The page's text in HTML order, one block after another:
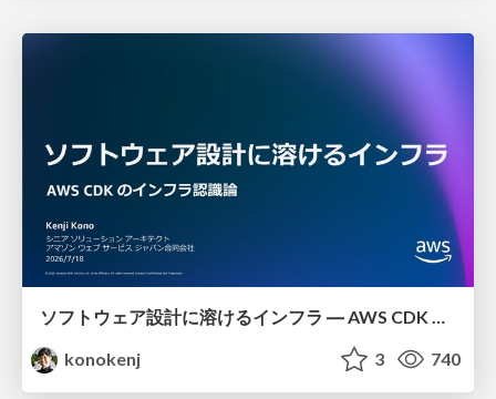
ソフトウェア設計に溶けるインフラ ― AWS CDK のインフラ認識論
konokenj
3 740